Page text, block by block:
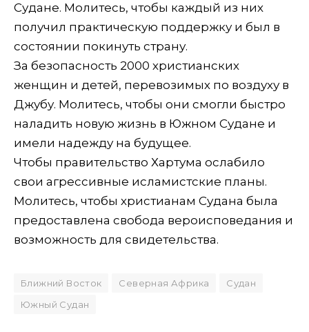
Судане. Молитесь, чтобы каждый из них
получил практическую поддержку и был в
состоянии покинуть страну.
За безопасность 2000 христианских
женщин и детей, перевозимых по воздуху в
Джубу. Молитесь, чтобы они смогли быстро
наладить новую жизнь в Южном Судане и
имели надежду на будущее.
Чтобы правительство Хартума ослабило
свои агрессивные исламистские планы.
Молитесь, чтобы христианам Судана была
предоставлена свобода вероисповедания и
возможность для свидетельства.
Ближний Восток Северная Африка
Судан
Южный Судан